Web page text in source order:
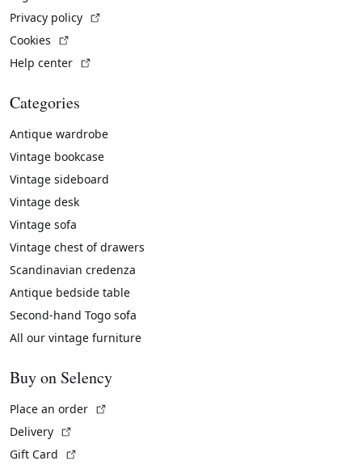
Privacy policy
Cookies
Help center
Categories
Antique wardrobe
Vintage bookcase
Vintage sideboard
Vintage desk
Vintage sofa
Vintage chest of drawers
Scandinavian credenza
Antique bedside table
Second-hand Togo sofa
All our vintage furniture
Buy on Selency
Place an order
Delivery
Gift Card